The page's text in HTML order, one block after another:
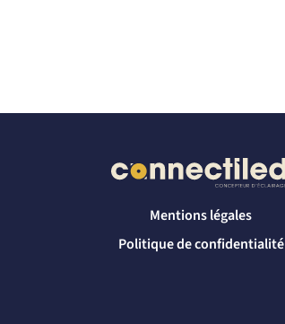
Mentions légales
Politique de confidentialité